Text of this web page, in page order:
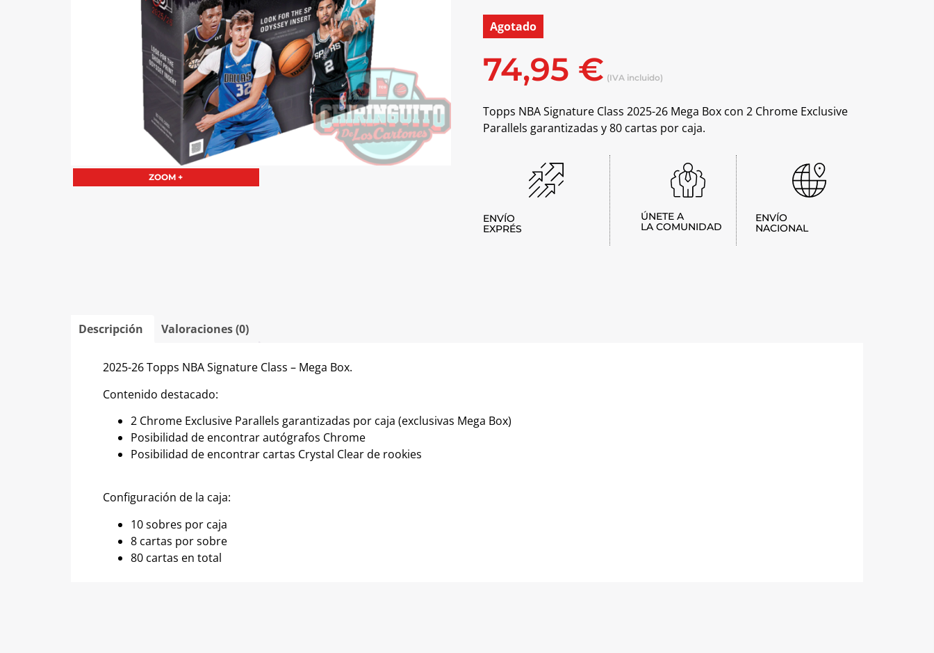
ZOOM +
Agotado
74,95 € (IVA incluido)
Topps NBA Signature Class 2025-26 Mega Box con 2 Chrome Exclusive
Parallels garantizadas y 80 cartas por caja.
ENVÍO
EXPRÉS
ÚNETE A
LA COMUNIDAD
ENVÍO
NACIONAL
Descripción Valoraciones (0)
2025-26 Topps NBA Signature Class – Mega Box.
Contenido destacado:
2 Chrome Exclusive Parallels garantizadas por caja (exclusivas Mega Box)
Posibilidad de encontrar autógrafos Chrome
Posibilidad de encontrar cartas Crystal Clear de rookies
Configuración de la caja:
10 sobres por caja
8 cartas por sobre
80 cartas en total